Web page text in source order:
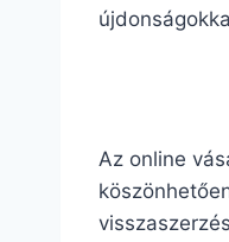
Az online